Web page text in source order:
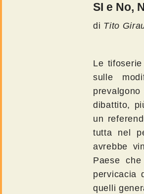
SI e No,
di Tito
Le
sulle
dibattito,
un
tutta nel
avrebbe
Paese
pervicacia
quelli